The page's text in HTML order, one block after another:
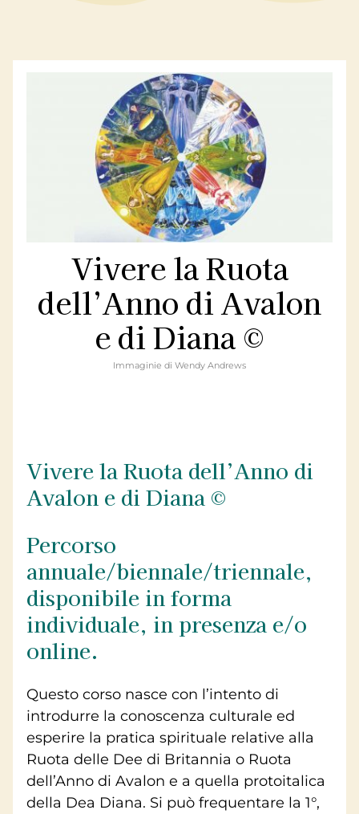
Vivere la Ruota
dell’Anno di Avalon
e di Diana ©
Immaginie di Wendy Andrews
Vivere la Ruota dell’Anno di
Avalon e di Diana ©
Percorso
annuale/biennale/triennale,
disponibile in forma
individuale, in presenza e/o
online.
Questo corso nasce con l’intento di
introdurre la conoscenza culturale ed
esperire la pratica spirituale relative alla
Ruota delle Dee di Britannia o Ruota
dell’Anno di Avalon e a quella protoitalica
della Dea Diana. Si può frequentare la 1°,